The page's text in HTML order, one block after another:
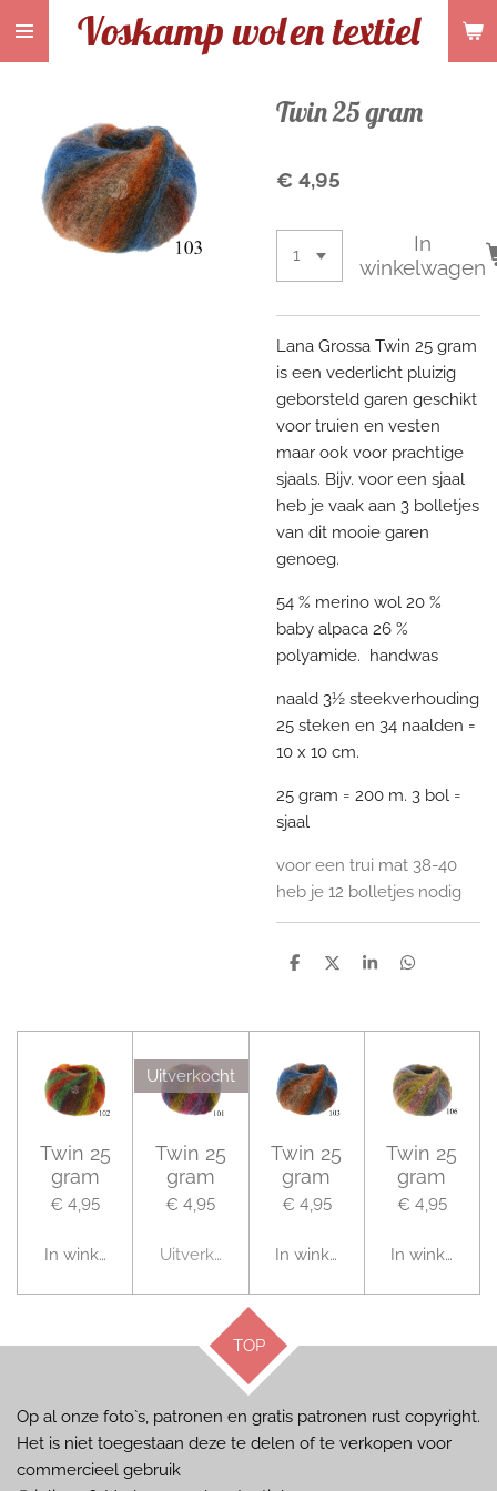
Ga
hoofdinhoud
Voskamp wolen textiel
Twin 25 gram
€ 4,95
In
winkelwagen
Lana Grossa Twin 25 gram
is een vederlicht pluizig
geborsteld garen geschikt
voor truien en vesten
maar ook voor prachtige
sjaals. Bijv. voor een sjaal
heb je vaak aan 3 bolletjes
van dit mooie garen
genoeg.
54 % merino wol 20 %
baby alpaca 26 %
polyamide. handwas
naald 3½ steekverhouding
25 steken en 34 naalden =
10 x 10 cm.
25 gram = 200 m. 3 bol =
sjaal
voor een trui mat 38-40
heb je 12 bolletjes nodig
D
n
D
S
e
D
n
Twin 25
gram
€ 4,95
In winkelwagen
Uitverkocht
Twin 25
gram
€ 4,95
Uitverkocht
Twin 25
gram
€ 4,95
In winkelwagen
Twin 25
gram
€ 4,95
In
TOP
Op al onze foto`s, patronen en gratis patronen rust copyright.
Het is niet toegestaan deze te delen of te verkopen voor
commercieel gebruik